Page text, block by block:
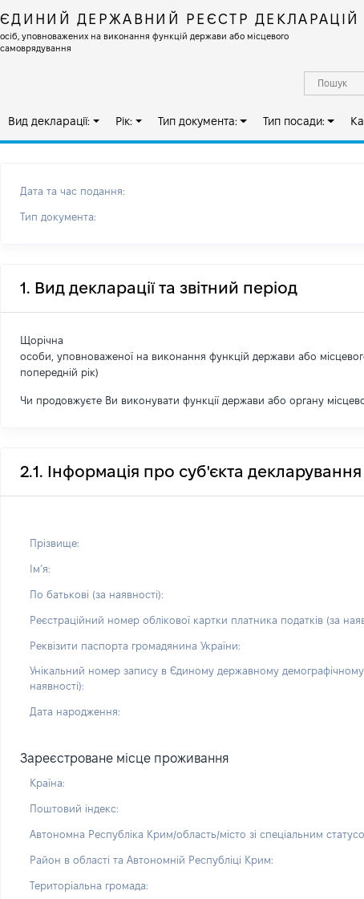
ЄДИНИЙ ДЕРЖАВНИЙ РЕЄСТР ДЕКЛАРАЦІЙ
осіб, уповноважених на виконання функцій держави або місцевого
самоврядування
Вид декларації: Рік: Тип документа: Тип посади:
Дата та час подання:
Тип документа:
1. Вид декларації та звітний період
Щорічна
особи, уповноваженої на виконання функцій держави або
попередній рік)
Чи продовжуєте Ви виконувати функції держави або органу
2.1. Інформація про суб'єкта декларування
Прізвище:
Імʼя:
По батькові (за наявності):
Реєстраційний номер облікової картки платника податків (за
Реквізити паспорта громадянина України:
Унікальний номер запису в Єдиному державному демографічному
наявності):
Дата народження:
Зареєстроване місце проживання
Країна:
Поштовий індекс:
Автономна Республіка Крим/область/місто зі спеціальним
Район в області та Автономній Республіці Крим:
Територіальна громада: